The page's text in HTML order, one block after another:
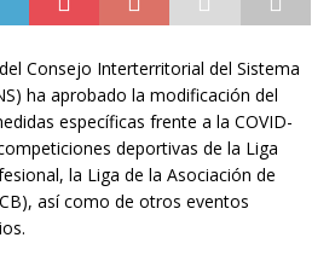
Consejo Interterritorial del Sistema
ha aprobado la modificación del
específicas frente a la COVID-
deportivas de la Liga
la Liga de la Asociación de
así como de otros eventos